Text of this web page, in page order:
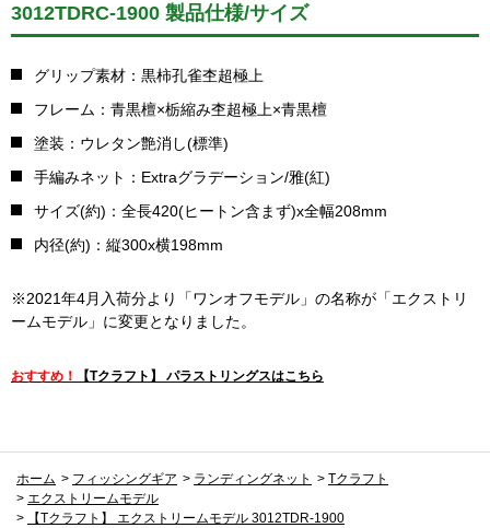
3012TDRC-1900 製品仕様/サイズ
グリップ素材：黒柿孔雀杢超極上
フレーム：青黒檀×栃縮み杢超極上×青黒檀
塗装：ウレタン艶消し(標準)
手編みネット：Extraグラデーション/雅(紅)
サイズ(約)：全長420(ヒートン含まず)x全幅208mm
内径(約)：縦300x横198mm
※2021年4月入荷分より「ワンオフモデル」の名称が「エクストリ
ームモデル」に変更となりました。
おすすめ！ 【Tクラフト】 パラストリングスはこちら
ホーム > フィッシングギア > ランディングネット > Tクラフト
> エクストリームモデル
>
【Tクラフト】 エクストリームモデル 3012TDR-1900